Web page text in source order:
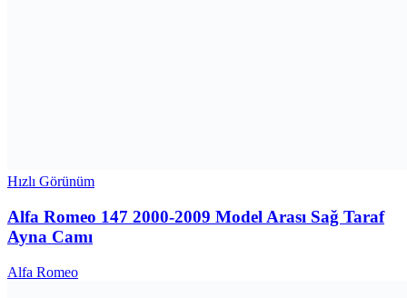
Hızlı Görünüm
Alfa Romeo 147 2000-2009 Model Arası Sağ Taraf
Ayna Camı
Alfa Romeo